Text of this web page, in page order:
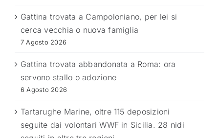
Gattina trovata a Campoloniano, per lei si
cerca vecchia o nuova famiglia
7 Agosto 2026
Gattina trovata abbandonata a Roma: ora
servono stallo o adozione
6 Agosto 2026
Tartarughe Marine, oltre 115 deposizioni
seguite dai volontari WWF in Sicilia. 28 nidi